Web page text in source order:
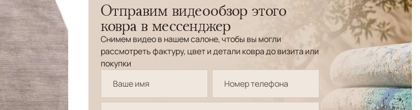
Отправим видеообзор этого
ковра в мессенджер
Снимем видео в нашем салоне, чтобы вы могли
рассмотреть фактуру, цвет и детали ковра до визита или
покупки